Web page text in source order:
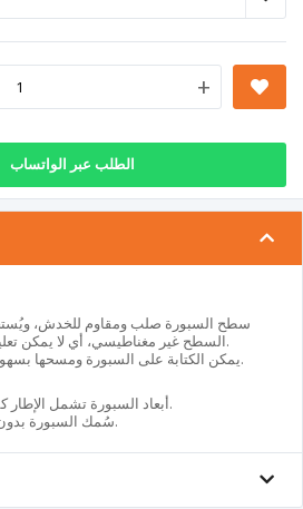
+
الطلب عبر الواتساب
السطح غير مغناطيسي، أي لا يمكن تعليق أي شيء بالمغناطيس عليه.
يمكن الكتابة على السبورة ومسحها بسهولة دون أن تترك أي بقع أو آثار.
أبعاد السبورة تشمل الإطار كما هو مذكور في عنوان المنتج.
سُمك السبورة بدون الإطار (من الجانب) هو 8 ملم.